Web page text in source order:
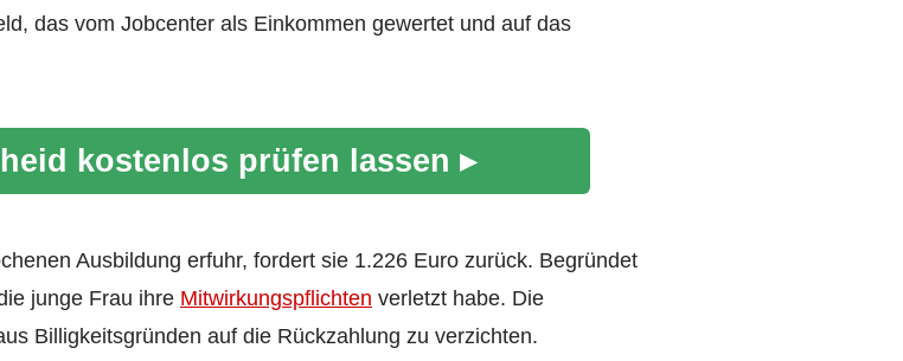
das vom Jobcenter als Einkommen gewertet und auf das
kostenlos prüfen lassen ▸
Ausbildung erfuhr, fordert sie 1.226 Euro zurück. Begründet
junge Frau ihre Mitwirkungspflichten verletzt habe. Die
Billigkeitsgründen auf die Rückzahlung zu verzichten.